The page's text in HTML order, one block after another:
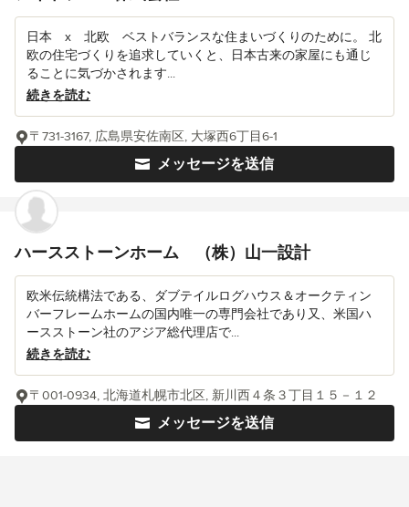
日本 x 北欧 ベストバランスな住まいづくりのために。 北
欧の住宅づくりを追求していくと、日本古来の家屋にも通じ
ることに気づかされます...
続きを読む
メッセージを送信
〒731-3167, 広島県安佐南区, 大塚西6丁目6-1
ハースストーンホーム （株）山一設計
欧米伝統構法である、ダブテイルログハウス＆オークティン
バーフレームホームの国内唯一の専門会社であり又、米国ハ
ースストーン社のアジア総代理店で...
続きを読む
メッセージを送信
〒001-0934, 北海道札幌市北区, 新川西４条３丁目１５－１２